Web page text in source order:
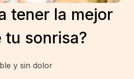
tener la mejor
tu sonrisa?
y sin dolor